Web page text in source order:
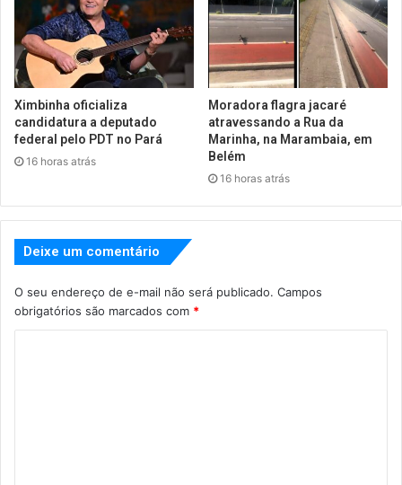
Ximbinha oficializa
candidatura a deputado
federal pelo PDT no Pará
16 horas atrás
Moradora flagra jacaré
atravessando a Rua da
Marinha, na Marambaia, em
Belém
16 horas atrás
Deixe um comentário
O seu endereço de e-mail não será publicado. Campos
obrigatórios são marcados com *